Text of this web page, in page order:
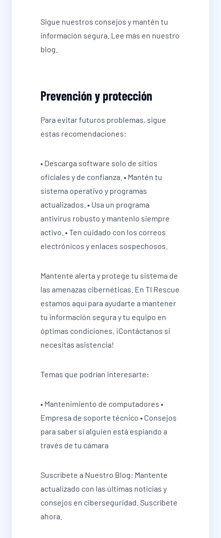
Sigue nuestros consejos y mantén tu
información segura. Lee más en nuestro
blog.
Prevención y protección
Para evitar futuros problemas, sigue
estas recomendaciones:
• Descarga software solo de sitios
oficiales y de confianza. • Mantén tu
sistema operativo y programas
actualizados. • Usa un programa
antivirus robusto y mantenlo siempre
activo. • Ten cuidado con los correos
electrónicos y enlaces sospechosos.
Mantente alerta y protege tu sistema de
las amenazas cibernéticas. En TI Rescue
estamos aquí para ayudarte a mantener
tu información segura y tu equipo en
óptimas condiciones. ¡Contáctanos si
necesitas asistencia!
Temas que podrían interesarte:
• Mantenimiento de computadores •
Empresa de soporte técnico • Consejos
para saber si alguien está espiando a
través de tu cámara
Suscríbete a Nuestro Blog: Mantente
actualizado con las últimas noticias y
consejos en ciberseguridad. Suscríbete
ahora.